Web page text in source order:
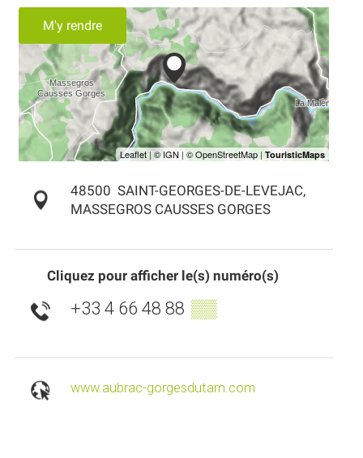
M'y rendre
48500 SAINT-GEORGES-DE-LEVEJAC,
MASSEGROS CAUSSES GORGES
Cliquez pour afficher le(s) numéro(s)
+33 4 66 48 88 ▒▒
www.aubrac-gorgesdutarn.com